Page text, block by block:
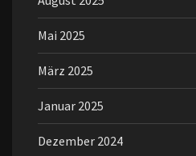
Mai 2025
März 2025
Januar 2025
Dezember 2024